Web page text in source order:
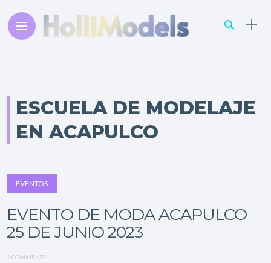
ESCUELA DE MODELAJE
EN ACAPULCO
EVENTOS
EVENTO DE MODA ACAPULCO
25 DE JUNIO 2023
0 COMMENTS